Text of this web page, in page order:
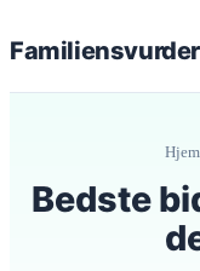
Familiens
Hjem
Bedste